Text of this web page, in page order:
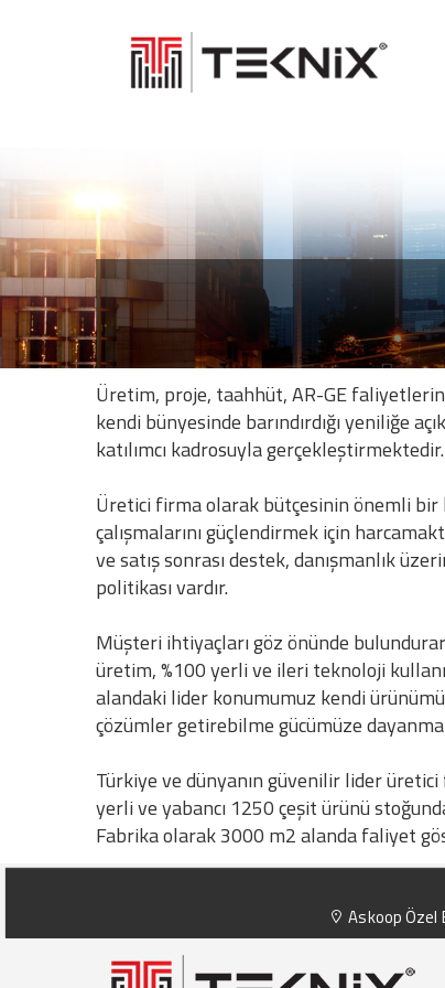
Üretim, proje, taahhüt, AR-GE
kendi bünyesinde barındırdığı yeniliğe
katılımcı kadrosuyla gerçekleştirmektedir.
Üretici firma olarak bütçesinin önemli bir
çalışmalarını güçlendirmek için
ve satış sonrası destek, danışmanlık
politikası vardır.
Müşteri ihtiyaçları göz önünde
üretim, %100 yerli ve ileri teknoloji
alandaki lider konumumuz kendi
çözümler getirebilme gücümüze
Türkiye ve dünyanın güvenilir lider
yerli ve yabancı 1250 çeşit ürünü
Fabrika olarak 3000 m2 alanda faliyet
Askoop Özel